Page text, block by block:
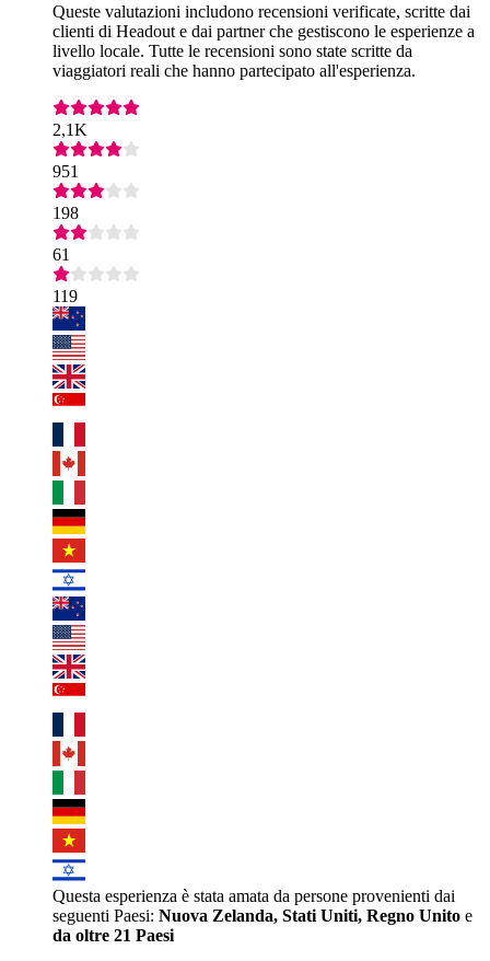
Queste valutazioni includono recensioni verificate, scritte dai
clienti di Headout e dai partner che gestiscono le esperienze a
livello locale. Tutte le recensioni sono state scritte da
viaggiatori reali che hanno partecipato all'esperienza.
2,1K
951
198
61
119
Questa esperienza è stata amata da persone provenienti dai
seguenti Paesi: Nuova Zelanda, Stati Uniti, Regno Unito e
da oltre 21 Paesi